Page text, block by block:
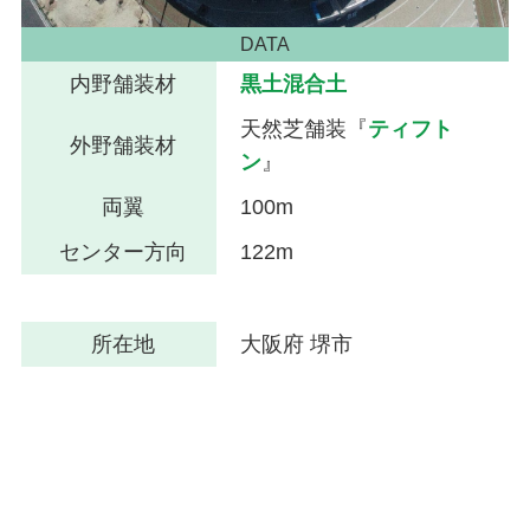
DATA
内野舗装材 黒土混合土
外野舗装材
天然芝舗装『ティフト
ン』
両翼
100m
センター方向
122m
所在地 大阪府 堺市